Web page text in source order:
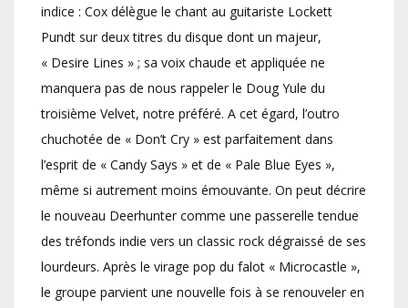
indice : Cox délègue le chant au guitariste Lockett
Pundt sur deux titres du disque dont un majeur,
« Desire Lines » ; sa voix chaude et appliquée ne
manquera pas de nous rappeler le Doug Yule du
troisième Velvet, notre préféré. A cet égard, l’outro
chuchotée de « Don’t Cry » est parfaitement dans
l’esprit de « Candy Says » et de « Pale Blue Eyes »,
même si autrement moins émouvante. On peut décrire
le nouveau Deerhunter comme une passerelle tendue
des tréfonds indie vers un classic rock dégraissé de ses
lourdeurs. Après le virage pop du falot « Microcastle »,
le groupe parvient une nouvelle fois à se renouveler en